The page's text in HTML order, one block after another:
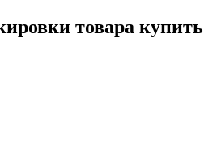
товара